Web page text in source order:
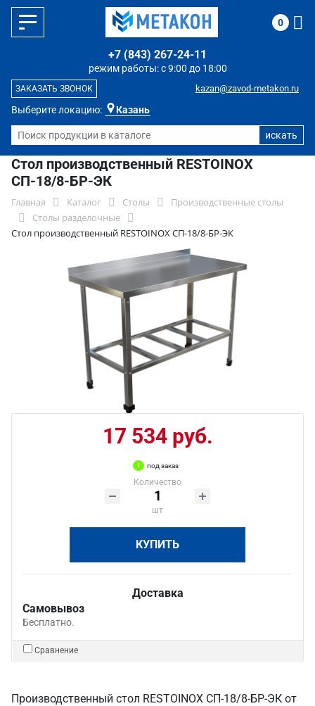
Выберите локацию: Казань
режим работы: с 9:00 до 18:00
+7 (843) 267-24-11
kazan@zavod-metakon.ru
ЗАКАЗАТЬ ЗВОНОК
0
Стол производственный RESTOINOX
СП-18/8-БР-ЭК
Главная Каталог Столы
Производственные столы
Столы разделочные
Стол производственный RESTOINOX СП-18/8-БР-ЭК
17 534 руб.
под заказ
Количество
шт
КУПИТЬ
Доставка
Самовывоз
Бесплатно.
Сравнение
Производственный стол RESTOINOX СП-18/8-БР-ЭК от